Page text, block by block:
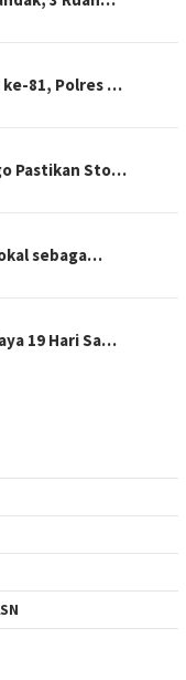
ke-81, Polres …
Pastikan Sto…
sebaga…
19 Hari Sa…